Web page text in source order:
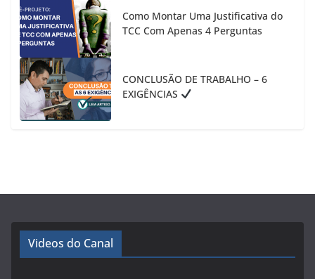
Como Montar Uma Justificativa do
TCC Com Apenas 4 Perguntas
CONCLUSÃO DE TRABALHO – 6
EXIGÊNCIAS
Videos do Canal